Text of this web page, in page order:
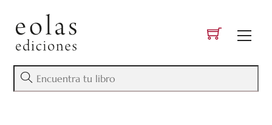
content